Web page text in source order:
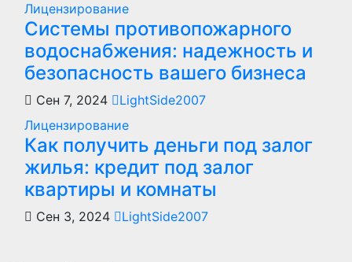
Лицензирование
Системы противопожарного
водоснабжения: надежность и
безопасность вашего бизнеса
Сен 7, 2024
LightSide2007
Лицензирование
Как получить деньги под залог
жилья: кредит под залог
квартиры и комнаты
Сен 3, 2024 LightSide2007